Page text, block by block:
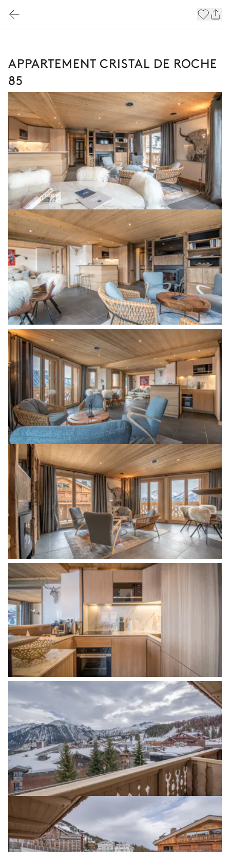
APPARTEMENT CRISTAL DE ROCHE
85